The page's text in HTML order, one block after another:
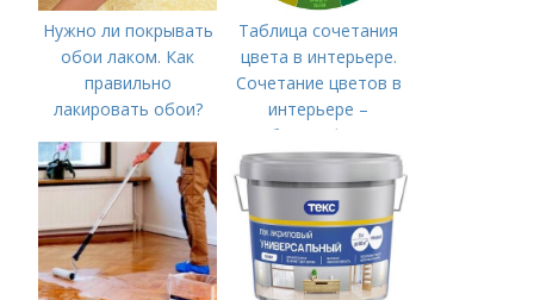
Нужно ли покрывать
обои лаком. Как
правильно
лакировать обои?
Таблица сочетания
цвета в интерьере.
Сочетание цветов в
интерьере –
таблицы, фото с
примерами